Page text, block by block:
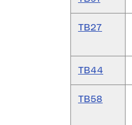
TB27
TB44
TB58